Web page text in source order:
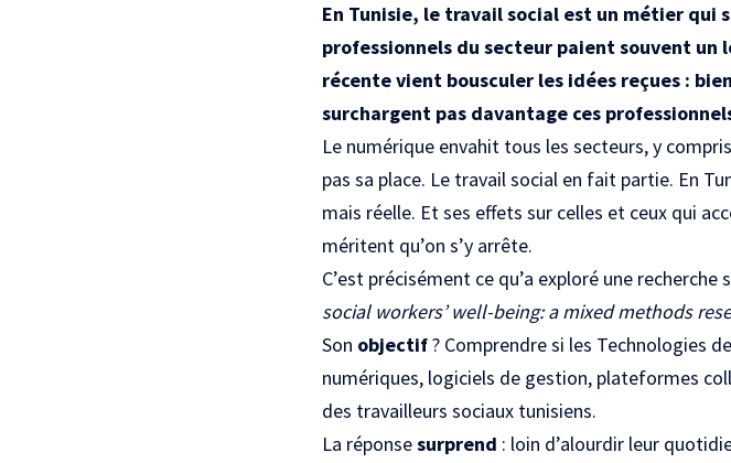
En Tunisie, le travail social est un métier qui
professionnels du secteur paient souvent
récente vient bousculer les idées reçues :
surchargent pas davantage ces
Le numérique envahit tous les secteurs, y
pas sa place. Le travail social en fait partie. En
mais réelle. Et ses effets sur celles et ceux qui
méritent qu’on s’y arrête.
C’est précisément ce qu’a exploré une
social workers’ well-being: a mixed methods
Son objectif? Comprendre si les Technologies
numériques, logiciels de gestion, plateformes
des travailleurs sociaux tunisiens.
La réponsesurprend : loin d’alourdir leur